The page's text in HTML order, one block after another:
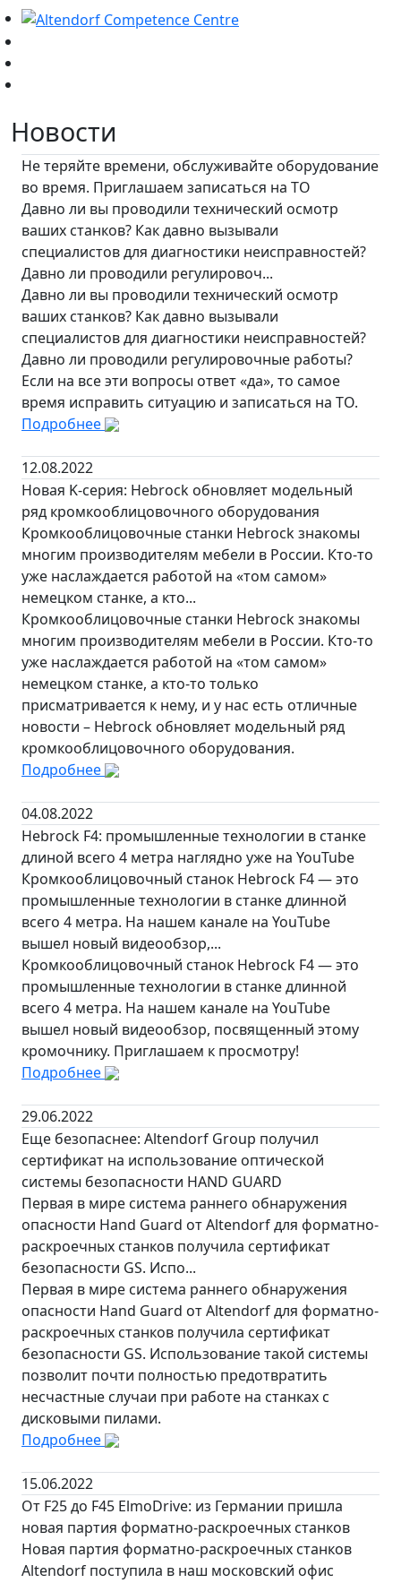
Новости
Не теряйте времени, обслуживайте оборудование
во время. Приглашаем записаться на ТО
Давно ли вы проводили технический осмотр
ваших станков? Как давно вызывали
специалистов для диагностики неисправностей?
Давно ли проводили регулировоч...
Давно ли вы проводили технический осмотр
ваших станков? Как давно вызывали
специалистов для диагностики неисправностей?
Давно ли проводили регулировочные работы?
Если на все эти вопросы ответ «да», то самое
время исправить ситуацию и записаться на ТО.
Подробнее
12.08.2022
Новая K-серия: Hebrock обновляет модельный
ряд кромкооблицовочного оборудования
Кромкооблицовочные станки Hebrock знакомы
многим производителям мебели в России. Кто-то
уже наслаждается работой на «том самом»
немецком станке, а кто...
Кромкооблицовочные станки Hebrock знакомы
многим производителям мебели в России. Кто-то
уже наслаждается работой на «том самом»
немецком станке, а кто-то только
присматривается к нему, и у нас есть отличные
новости – Hebrock обновляет модельный ряд
кромкооблицовочного оборудования.
Подробнее
04.08.2022
Hebrock F4: промышленные технологии в станке
длиной всего 4 метра наглядно уже на YouTube
Кромкооблицовочный станок Hebrock F4 — это
промышленные технологии в станке длинной
всего 4 метра. На нашем канале на YouTube
вышел новый видеообзор,...
Кромкооблицовочный станок Hebrock F4 — это
промышленные технологии в станке длинной
всего 4 метра. На нашем канале на YouTube
вышел новый видеообзор, посвященный этому
кромочнику. Приглашаем к просмотру!
Подробнее
29.06.2022
Еще безопаснее: Altendorf Group получил
сертификат на использование оптической
системы безопасности HAND GUARD
Первая в мире система раннего обнаружения
опасности Hand Guard от Altendorf для форматно-
раскроечных станков получила сертификат
безопасности GS. Испо...
Первая в мире система раннего обнаружения
опасности Hand Guard от Altendorf для форматно-
раскроечных станков получила сертификат
безопасности GS. Использование такой системы
позволит почти полностью предотвратить
несчастные случаи при работе на станках с
дисковыми пилами.
Подробнее
15.06.2022
От F25 до F45 ElmoDrive: из Германии пришла
новая партия форматно-раскроечных станков
Новая партия форматно-раскроечных станков
Altendorf поступила в наш московский офис